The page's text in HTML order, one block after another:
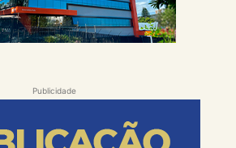
Publicidade